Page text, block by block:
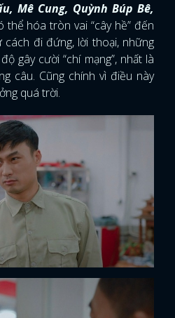
Mê Cung, Quỳnh Búp Bê,
thể hóa tròn vai “cây hề” đến
cách đi đứng, lời thoại, những
gây cười “chí mạng”, nhất là
câu. Cũng chính vì điều này
quá trời.